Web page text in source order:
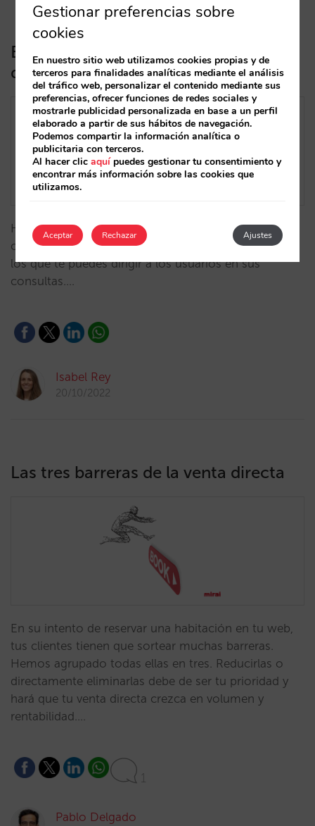
El motor de reservas de Mirai, ahora
disponible en 5 nuevos idiomas
Hemos incorporado el griego, húngaro, euskera,
checo y árabe. Con estos, ya son 22 los idiomas en
los que te puedes dirigir a los usuarios en sus
consultas.…
Isabel Rey
20/10/2022
Las tres barreras de la venta directa
En su intento de reservar una habitación en tu web,
tus clientes tienen que sortear muchas barreras.
Hemos agrupado todas ellas en tres. Reducirlas o
directamente eliminarlas debe de ser tu prioridad y
hará que tu venta directa crezca en volumen y
rentabilidad.…
1
Pablo Delgado
Gestionar preferencias sobre
cookies
En nuestro sitio web utilizamos cookies propias y de
terceros para finalidades analíticas mediante el análisis
del tráfico web, personalizar el contenido mediante sus
preferencias, ofrecer funciones de redes sociales y
mostrarle publicidad personalizada en base a un perfil
elaborado a partir de sus hábitos de navegación.
Podemos compartir la información analítica o
publicitaria con terceros.
Al hacer clicaquípuedes gestionar tu consentimiento y
encontrar más información sobre las cookies que
utilizamos.
Aceptar Ajustes
Rechazar